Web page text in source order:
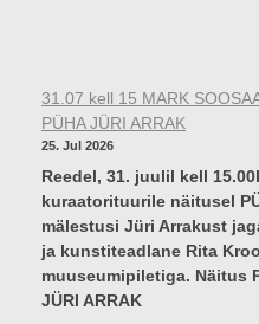
31.07 kell 15 MARK
PÜHA JÜRI ARRAK
25. Jul 2026
Reedel, 31. juulil kell
kuraatorituurile näitusel
mälestusi Jüri Arrakust
ja kunstiteadlane Rita
muuseumipiletiga. Näitus
JÜRI ARRAK